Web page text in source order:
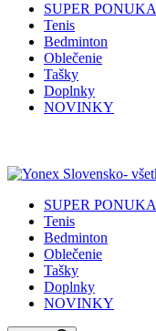
SUPER PONUKA
Tenis
Bedminton
Oblečenie
Tašky
Doplnky
NOVINKY
SUPER PONUKA
Tenis
Bedminton
Oblečenie
Tašky
Doplnky
NOVINKY